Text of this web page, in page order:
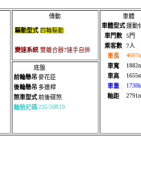
傳動
驅動型式 四輪驅動
變速系統 雙離合器7速手自排
車體
車體型式運動
車門數
5門
乘客數
7人
車長
車寬
車高
車重
軸距
底盤
前輪懸吊麥花臣
後輪懸吊多連桿
煞車型式前後碟煞
輪胎尺碼235/50R19